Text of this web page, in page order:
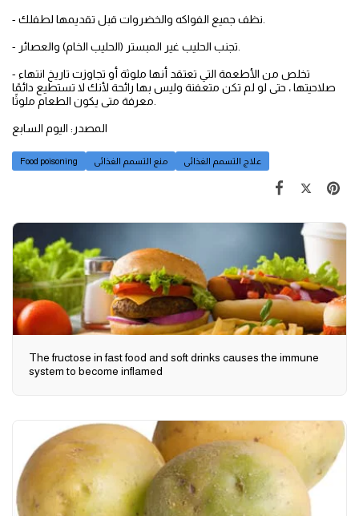
- نظف جميع الفواكه والخضروات قبل تقديمها لطفلك.
- تجنب الحليب غير المبستر (الحليب الخام) والعصائر.
- تخلص من الأطعمة التي تعتقد أنها ملوثة أو تجاوزت تاريخ انتهاء
صلاحيتها ، حتى لو لم تكن متعفنة وليس بها رائحة لأنك لا تستطيع دائمًا
معرفة متى يكون الطعام ملوثًا.
المصدر: اليوم السابع
Food poisoning منع التسمم الغذائى علاج التسمم الغذائى
The fructose in fast food and soft drinks causes the immune
system to become inflamed